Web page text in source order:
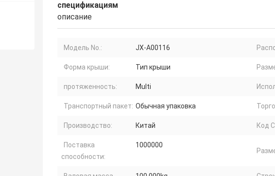
спецификациям
описание
Модель No.: JX-A00116
Форма крыши: Тип крыши
протяженность: Multi
Транспортный пакет: Обычная упаковка
Производство: Китай Код
Поставка
способности:
1000000